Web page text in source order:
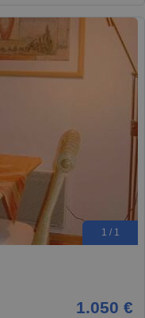
1 / 1
1.050 €